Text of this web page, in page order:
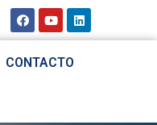
CONTACTO